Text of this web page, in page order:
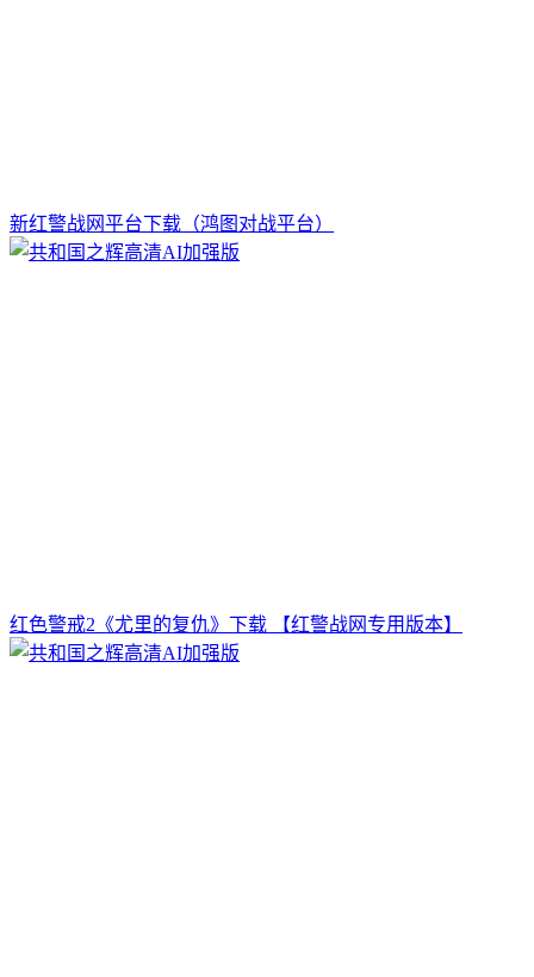
新红警战网平台下载（鸿图对战平台）
红色警戒2《尤里的复仇》下载 【红警战网专用版本】